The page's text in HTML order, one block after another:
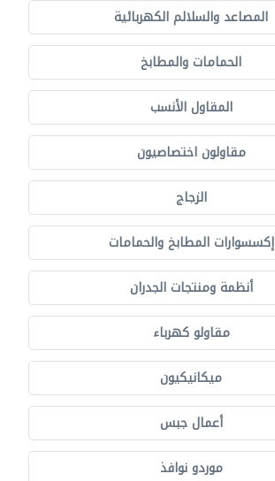
المصاعد والسلالم الكهربائية
الحمامات والمطابخ
المقاول الأنسب
مقاولون اختصاصيون
الزجاج
إكسسوارات المطابخ والحمامات
أنظمة ومنتجات الجدران
مقاولو كهرباء
ميكانيكيون
أعمال جبس
موردو نوافذ